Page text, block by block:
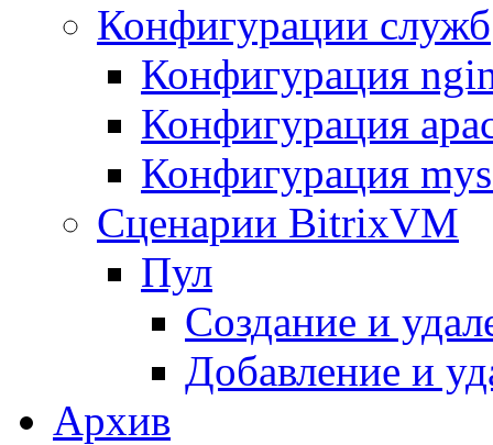
Конфигурации служб
Конфигурация
Конфигурация
Конфигурация
Сценарии BitrixVM
Пул
Создание и
Добавление и
Архив